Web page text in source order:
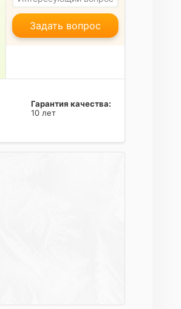
Задать вопрос
Гарантия качества:
10 лет